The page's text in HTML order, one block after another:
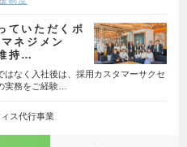
ていただくポ
ネジメン
持…
なく入社後は、採用カスタマーサクセ
実務をご経験…
ス代行事業